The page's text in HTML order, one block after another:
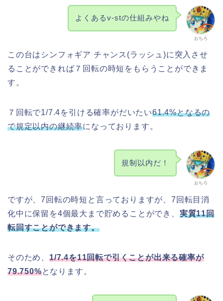
おちろ
よくあるv-stの仕組みやね
この台はシンフォギア チャンス(ラッシュ)に突入させ
ることができれば７回転の時短をもらうことができま
す。
７回転で1/7.4を引ける確率がだいたい61.4%となるの
で規定以内の継続率になっております。
おちろ
規制以内だ！
ですが、7回転の時短と言っておりますが、7回転目消
化中に保留を4個最大まで貯めることができ、 実質11回
転回すことができます。
そのため、 1/7.4を11回転で引くことが出来る確率が
79.750%となります。